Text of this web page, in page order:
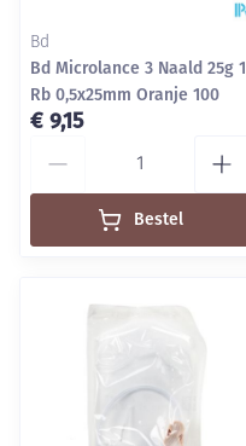
Bd
Bd Microlance 3 Naald 25g 1
Rb 0,5x25mm Oranje 100
€ 9,15
Bestel